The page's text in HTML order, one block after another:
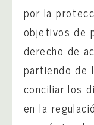
por la
objetivos de
derecho de
partiendo de
conciliar los
en la